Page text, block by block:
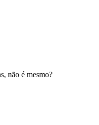
não é mesmo?